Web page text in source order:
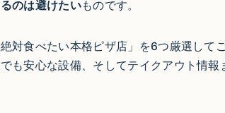
のは避けたいものです。
対食べたい本格ピザ店」を6つ厳選して
も安心な設備、そしてテイクアウト情報